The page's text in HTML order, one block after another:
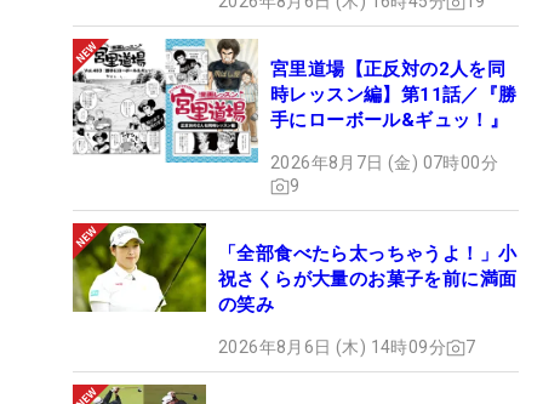
宮里道場【正反対の2人を同
時レッスン編】第11話／『勝
手にローボール&ギュッ！』
2026年8月7日 (金) 07時00分
9
「全部食べたら太っちゃうよ！」小
祝さくらが大量のお菓子を前に満面
の笑み
2026年8月6日 (木) 14時09分 7